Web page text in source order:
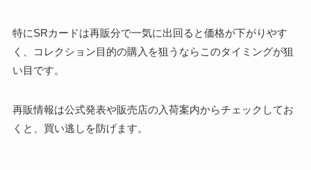
特にSRカードは再販分で一気に出回ると価格が下がりやす
く、コレクション目的の購入を狙うならこのタイミングが狙
い目です。
再販情報は公式発表や販売店の入荷案内からチェックしてお
くと、買い逃しを防げます。